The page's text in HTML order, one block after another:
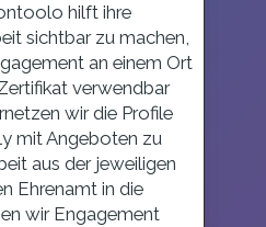
hilft ihre
sichtbar zu machen,
an einem Ort
verwendbar
wir die Profile
mit Angeboten zu
aus der jeweiligen
Ehrenamt in die
wir Engagement